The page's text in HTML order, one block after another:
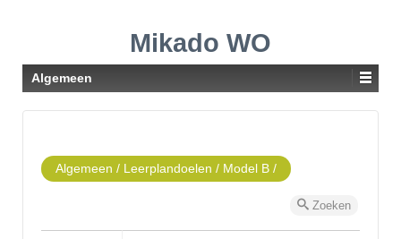
Mikado WO
Algemeen
Algemeen / Leerplandoelen / Model B /
Zoeken